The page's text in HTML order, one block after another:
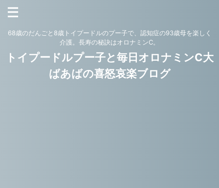
68歳のだんごと8歳トイプードルのプー子で、認知症の93歳母を楽しく
介護。長寿の秘訣はオロナミンC。
トイプードルプー子と毎日オロナミンC大
ばあばの喜怒哀楽ブログ